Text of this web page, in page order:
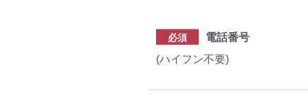
必須
電話番号
(ハイフン不要)